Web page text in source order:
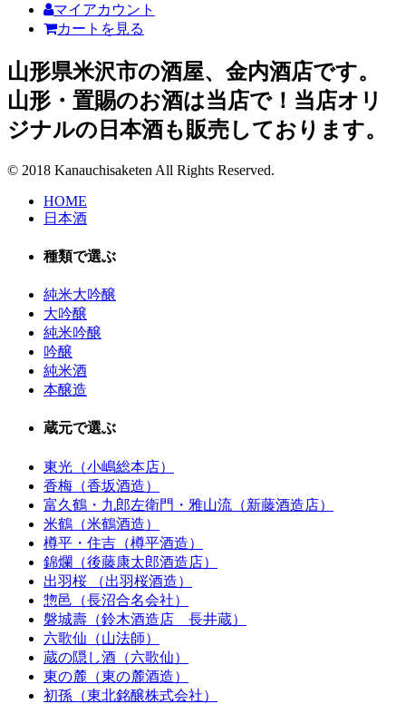
マイアカウント
カートを見る
山形県米沢市の酒屋、金内酒店です。
山形・置賜のお酒は当店で！当店オリ
ジナルの日本酒も販売しております。
© 2018 Kanauchisaketen All Rights Reserved.
HOME
日本酒
種類で選ぶ
純米大吟醸
大吟醸
純米吟醸
吟醸
純米酒
本醸造
蔵元で選ぶ
東光（小嶋総本店）
香梅（香坂酒造）
富久鶴・九郎左衛門・雅山流（新藤酒造店）
米鶴（米鶴酒造）
樽平・住吉（樽平酒造）
錦爛（後藤康太郎酒造店）
出羽桜 （出羽桜酒造）
惣邑（長沼合名会社）
磐城壽（鈴木酒造店 長井蔵）
六歌仙（山法師）
蔵の隠し酒（六歌仙）
東の麓（東の麓酒造）
初孫（東北銘醸株式会社）